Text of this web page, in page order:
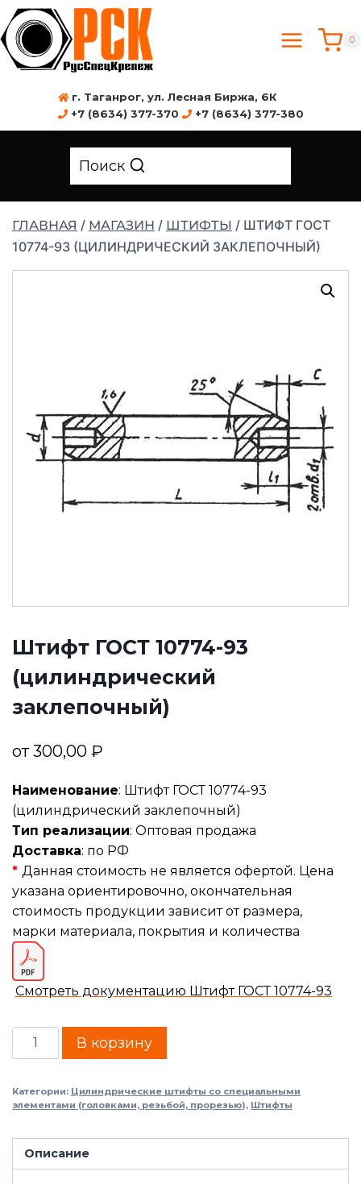
0
г. Таганрог, ул. Лесная Биржа, 6К
+7 (8634) 377-370
+7 (8634) 377-380
Поиск
ГЛАВНАЯ / МАГАЗИН / ШТИФТЫ / ШТИФТ ГОСТ
10774-93 (ЦИЛИНДРИЧЕСКИЙ ЗАКЛЕПОЧНЫЙ)
Штифт ГОСТ 10774-93
(цилиндрический
заклепочный)
от300,00 ₽
Наименование: Штифт ГОСТ 10774-93
(цилиндрический заклепочный)
Тип реализации: Оптовая продажа
Доставка: по РФ
* Данная стоимость не является офертой. Цена
указана ориентировочно, окончательная
стоимость продукции зависит от размера,
марки материала, покрытия и количества
Смотреть документацию Штифт ГОСТ 10774-93
В корзину
Категории: Цилиндрические штифты со специальными
элементами (головками, резьбой, прорезью), Штифты
Описание